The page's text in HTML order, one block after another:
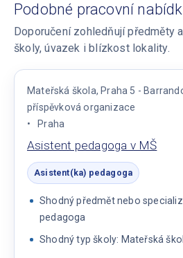
Podobné pracovní
Doporučení zohledňují předměty
školy, úvazek i blízkost lokality.
Mateřská škola, Praha 5 -
příspěvková organizace
Praha
Asistent pedagoga v MŠ
Asistent(ka) pedagoga
Shodný předmět nebo
pedagoga
Shodný typ školy: Mateřská